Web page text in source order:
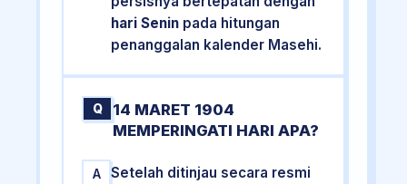
hari Senin pada hitungan
penanggalan kalender Masehi.
Q
14 MARET 1904
MEMPERINGATI HARI APA?
A
Setelah ditinjau secara resmi